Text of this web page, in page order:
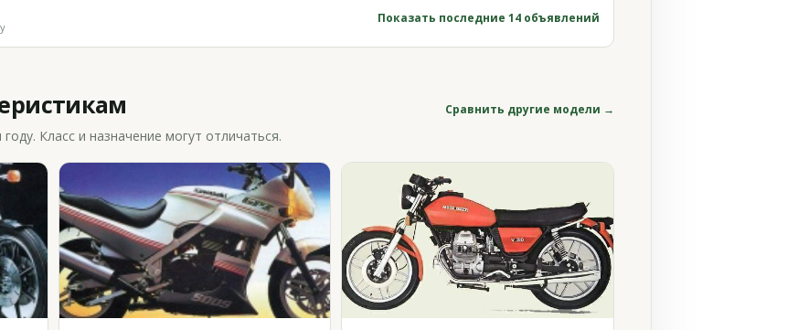
Показать последние 14 объявлений
Сравнить другие модели →
Класс и назначение могут отличаться.